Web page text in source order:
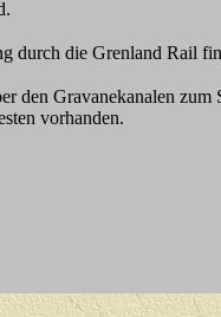
durch die Grenland Rail
den Gravanekanalen zum
vorhanden.